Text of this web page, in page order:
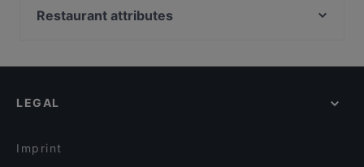
Ristorante Momento Puuvilla
Kalevi Bar & Kitchen
Restaurant attributes
English Speaking Restaurants in Pori
LEGAL
Imprint